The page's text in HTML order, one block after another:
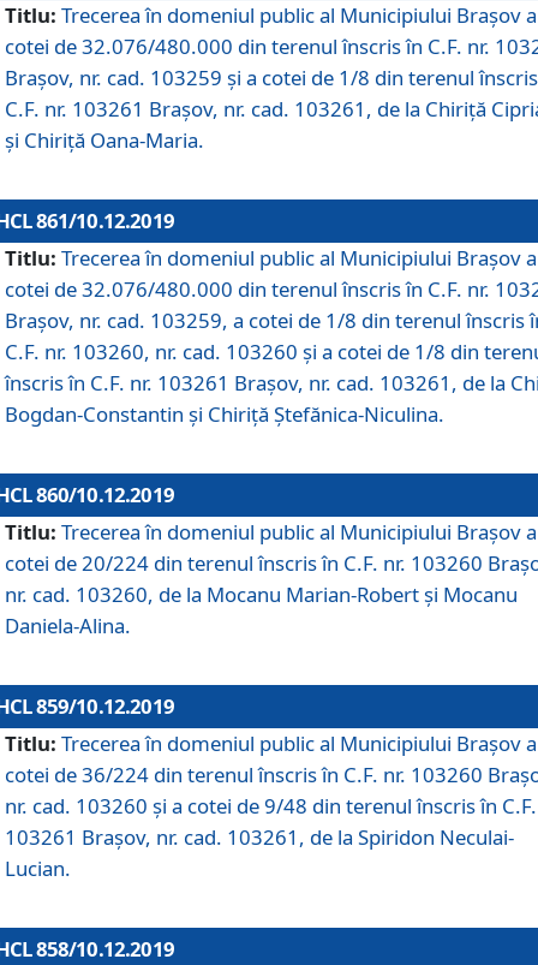
Titlu: Trecerea în domeniul public al Municipiului Braşov a
cotei de 32.076/480.000 din terenul înscris în C.F. nr.
Brașov, nr. cad. 103259 și a cotei de 1/8 din terenul
C.F. nr. 103261 Brașov, nr. cad. 103261, de la Chiriță
și Chiriță Oana-Maria.
861/10.12.2019
Titlu: Trecerea în domeniul public al Municipiului Braşov a
cotei de 32.076/480.000 din terenul înscris în C.F. nr.
Brașov, nr. cad. 103259, a cotei de 1/8 din terenul înscris
C.F. nr. 103260, nr. cad. 103260 și a cotei de 1/8 din
înscris în C.F. nr. 103261 Brașov, nr. cad. 103261, de la
Bogdan-Constantin și Chiriță Ștefănica-Niculina.
860/10.12.2019
Titlu: Trecerea în domeniul public al Municipiului Braşov a
cotei de 20/224 din terenul înscris în C.F. nr. 103260
nr. cad. 103260, de la Mocanu Marian-Robert și Mocanu
Daniela-Alina.
859/10.12.2019
Titlu: Trecerea în domeniul public al Municipiului Braşov a
cotei de 36/224 din terenul înscris în C.F. nr. 103260
nr. cad. 103260 și a cotei de 9/48 din terenul înscris în
103261 Brașov, nr. cad. 103261, de la Spiridon Neculai-
Lucian.
858/10.12.2019